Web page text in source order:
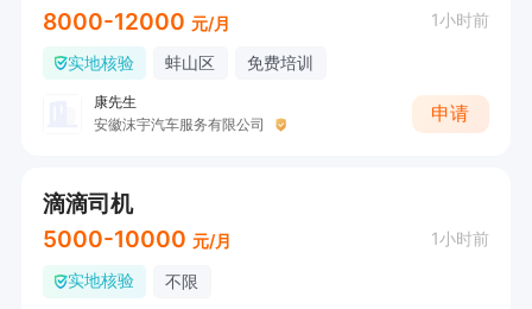
8000-12000 元/月 1小时前
实地核验 蚌山区 免费培训
康先生
安徽沫宇汽车服务有限公司
申请
滴滴司机
5000-10000 元/月 1小时前
实地核验 不限